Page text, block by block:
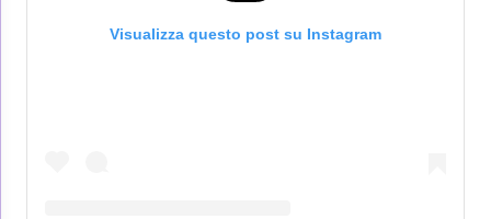
Visualizza questo post su Instagram